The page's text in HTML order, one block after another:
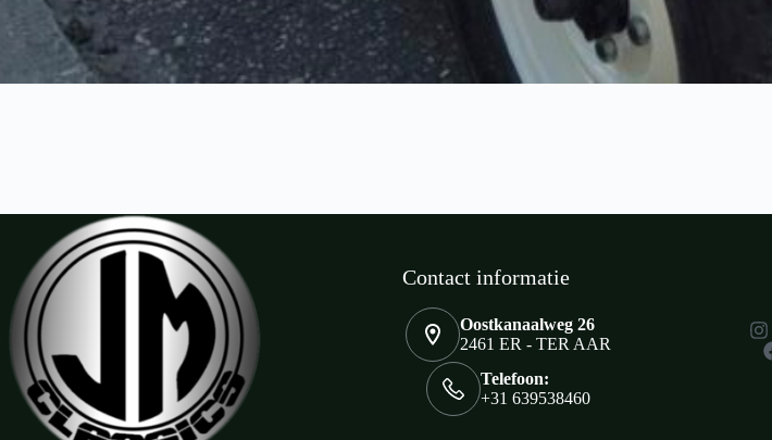
Contact informatie
Oostkanaalweg 26
2461 ER - TER AAR
Telefoon:
+31 639538460